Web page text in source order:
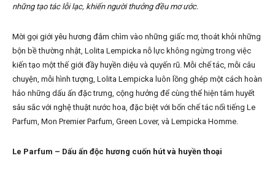
những tạo tác lỗi lạc, khiến người thưởng đều mơ ước.
Mời gọi giới yêu hương đắm chìm vào những giấc mơ, thoát khỏi những
bộn bề thường nhật, Lolita Lempicka nỗ lực không ngừng trong việc
kiến tạo một thế giới đầy huyền diệu và quyến rũ. Mỗi chế tác, mỗi câu
chuyện, mỗi hình tượng, Lolita Lempicka luôn lồng ghép một cách hoàn
hảo những dấu ấn đặc trưng, cộng hưởng để cùng thể hiện tâm huyết
sâu sắc với nghệ thuật nước hoa, đặc biệt với bốn chế tác nổi tiếng Le
Parfum, Mon Premier Parfum, Green Lover, và Lempicka Homme.
Le Parfum – Dấu ấn độc hương cuốn hút và huyền thoại